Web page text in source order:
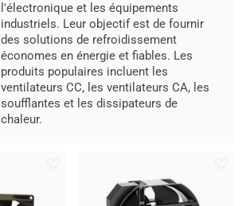
l'électronique et les équipements
industriels. Leur objectif est de fournir
des solutions de refroidissement
économes en énergie et fiables. Les
produits populaires incluent les
ventilateurs CC, les ventilateurs CA, les
soufflantes et les dissipateurs de
chaleur.